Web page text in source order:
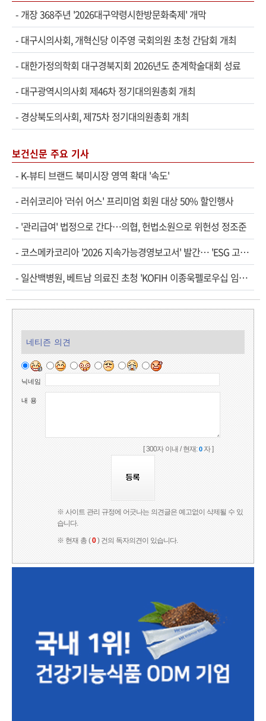
- 개장 368주년 '2026대구약령시한방문화축제' 개막
- 대구시의사회, 개혁신당 이주영 국회의원 초청 간담회 개최
- 대한가정의학회 대구경북지회 2026년도 춘계학술대회 성료
- 대구광역시의사회 제46차 정기대의원총회 개최
- 경상북도의사회, 제75차 정기대의원총회 개최
보건신문 주요 기사
- K-뷰티 브랜드 북미시장 영역 확대 '속도'
- 러쉬코리아 '러쉬 어스' 프리미엄 회원 대상 50% 할인행사
- '관리급여' 법정으로 간다…의협, 헌법소원으로 위헌성 정조준
- 코스메카코리아 '2026 지속가능경영보고서' 발간… 'ESG 고…
- 일산백병원, 베트남 의료진 초청 'KOFIH 이종욱펠로우십 임…
네티즌 의견
닉네임
내 용
[ 300자 이내 / 현재:0자 ]
※ 사이트 관리 규정에 어긋나는 의견글은 예고없이 삭제될 수 있
습니다.
※ 현재 총 (0) 건의 독자의견이 있습니다.